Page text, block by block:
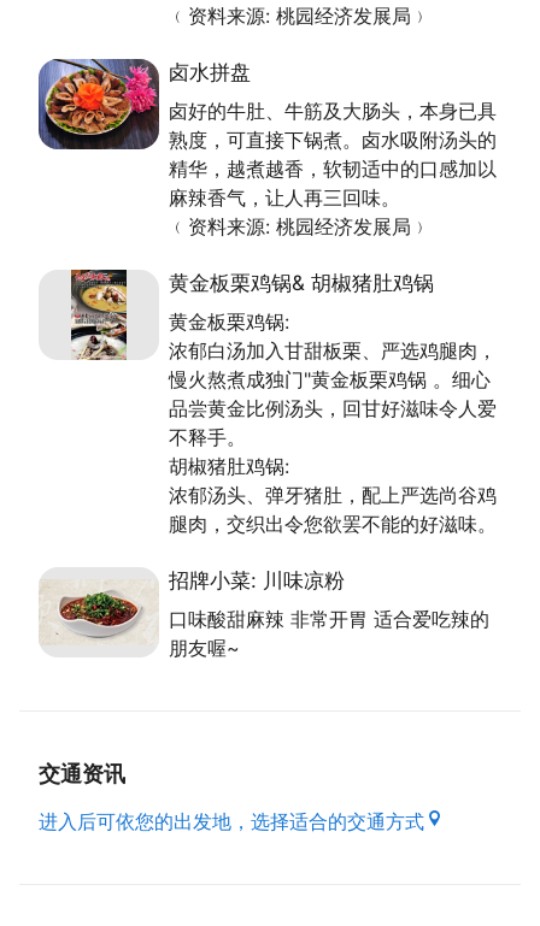
﹙资料来源: 桃园经济发展局﹚
卤水拼盘
卤好的牛肚、牛筋及大肠头，本身已具
熟度，可直接下锅煮。卤水吸附汤头的
精华，越煮越香，软韧适中的口感加以
麻辣香气，让人再三回味。
﹙资料来源: 桃园经济发展局﹚
黄金板栗鸡锅& 胡椒猪肚鸡锅
黄金板栗鸡锅:
浓郁白汤加入甘甜板栗、严选鸡腿肉，
慢火熬煮成独门"黄金板栗鸡锅 。细心
品尝黄金比例汤头，回甘好滋味令人爱
不释手。
胡椒猪肚鸡锅:
浓郁汤头、弹牙猪肚，配上严选尚谷鸡
腿肉，交织出令您欲罢不能的好滋味。
招牌小菜: 川味凉粉
口味酸甜麻辣 非常开胃 适合爱吃辣的
朋友喔~
交通资讯
进入后可依您的出发地，选择适合的交通方式